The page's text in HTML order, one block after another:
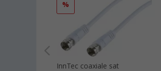
%
InnTec coaxiale sat